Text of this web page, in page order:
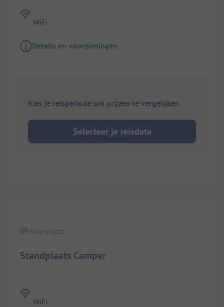
WiFi
Details en voorzieningen
Kies je reisperiode om prijzen te vergelijken
Selecteer je reisdata
Standplaats Camper
Staanplaats
WiFi